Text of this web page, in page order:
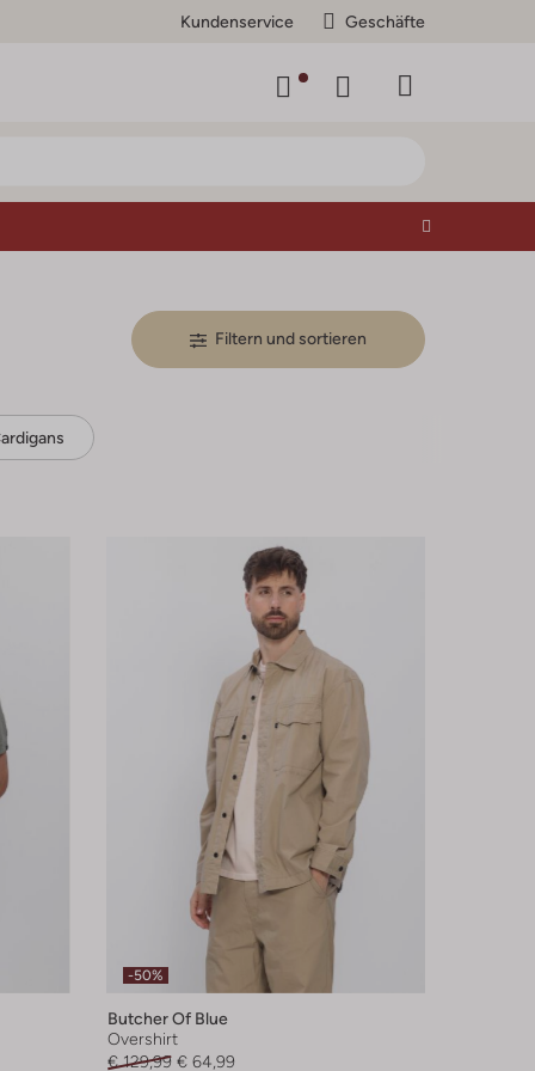
Kundenservice Geschäfte
Filtern und sortieren
-50%
Butcher Of Blue
Overshirt
€ 129,99 € 64,99